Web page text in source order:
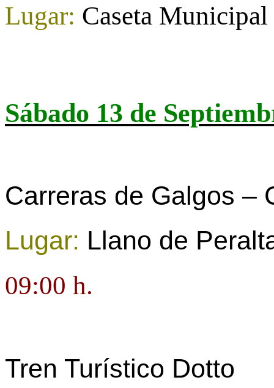
Lugar: Caseta Municipal
Sábado 13 de
Carreras de Galgos –
Lugar: Llano de
09:00 h.
Tren Turístico Dotto